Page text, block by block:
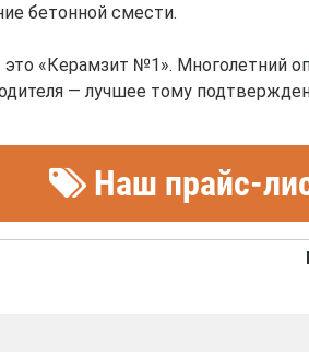
бетонной смести.
это «Керамзит №1». Многолетний
— лучшее тому
Наш прайс-